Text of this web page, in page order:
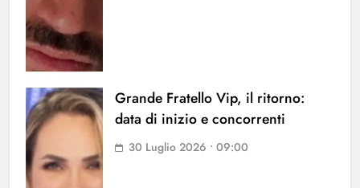
Grande Fratello Vip, il ritorno:
data di inizio e concorrenti
30 Luglio 2026 • 09:00